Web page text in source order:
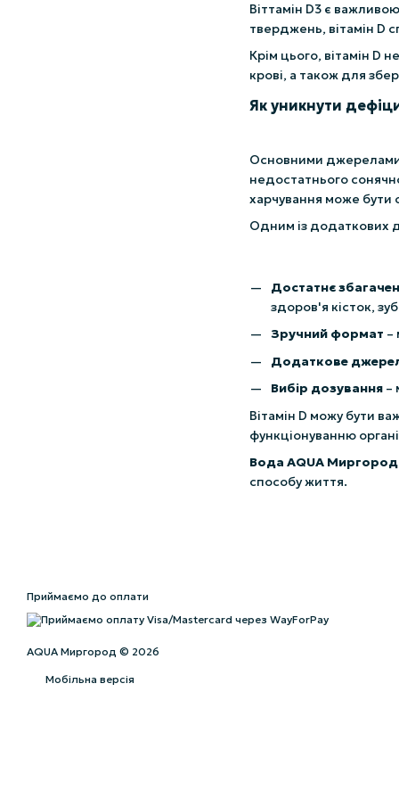
Віттамін D3 є
тверджень, вітамін D
Крім цього, вітамін D
крові, а також для
Як уникнути
Основними джерелами
недостатнього
харчування може бути
Одним із додаткових
Достатнє
здоров'я кісток,
Зручний формат –
Додаткове
Вибір дозування –
Вітамін D можу бути
функціонуванню
Вода AQUA Миргород
способу життя.
Приймаємо до оплати
AQUA Миргород © 2026
Мобільна версія